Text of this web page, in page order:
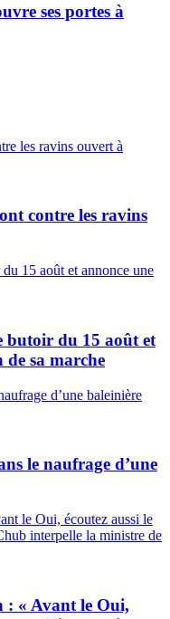
ses portes à
contre les ravins
butoir du 15 août et
sa marche
le naufrage d’une
: « Avant le Oui,